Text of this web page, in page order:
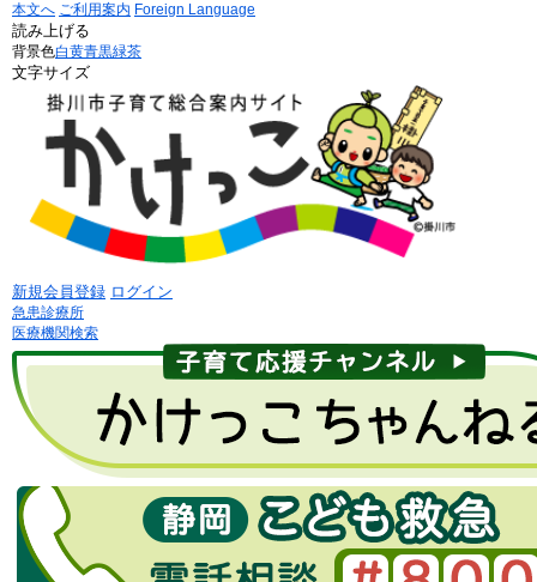
本文へ ご利用案内 Foreign Language
読み上げる
背景色白黄青黒緑茶
文字サイズ
新規会員登録 ログイン
急患診療所
医療機関検索